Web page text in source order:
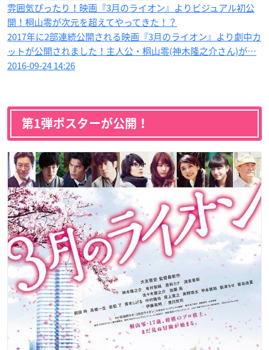
雰囲気ぴったり！映画『3月のライオン』よりビジュアル初公
開！桐山零​が次元を超えてやってきた！？
2017年に2部連続公開される映画『3月のライオン』より劇中カ
ットが公開されました！主人公・桐山零(神木隆之介さん)が…
2016-09-24 14:26
第1弾ポスターが公開！